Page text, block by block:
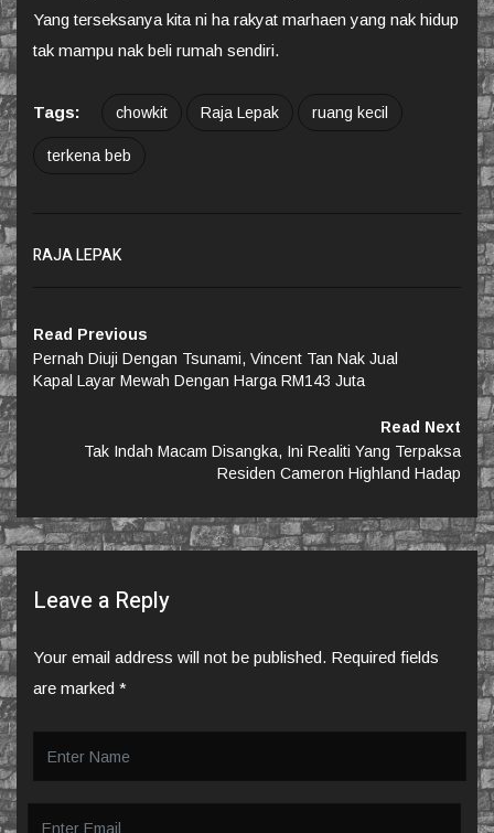
Yang terseksanya kita ni ha rakyat marhaen yang nak hidup
tak mampu nak beli rumah sendiri.
Tags: chowkit Raja Lepak ruang kecil
terkena beb
RAJA LEPAK
Read Previous
Pernah Diuji Dengan Tsunami, Vincent Tan Nak Jual
Kapal Layar Mewah Dengan Harga RM143 Juta
Read Next
Tak Indah Macam Disangka, Ini Realiti Yang Terpaksa
Residen Cameron Highland Hadap
Leave a Reply
Your email address will not be published. Required fields
are marked *